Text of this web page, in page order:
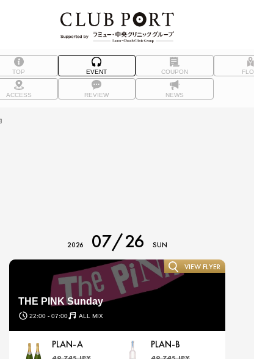
TOP EVENT COUPON
ACCESS REVIEW NEWS
2026 07/26 SUN
THE PINK Sunday
22:00 - 07:00 ALL MIX
VIEW FLYER
PLAN-A PLAN-B